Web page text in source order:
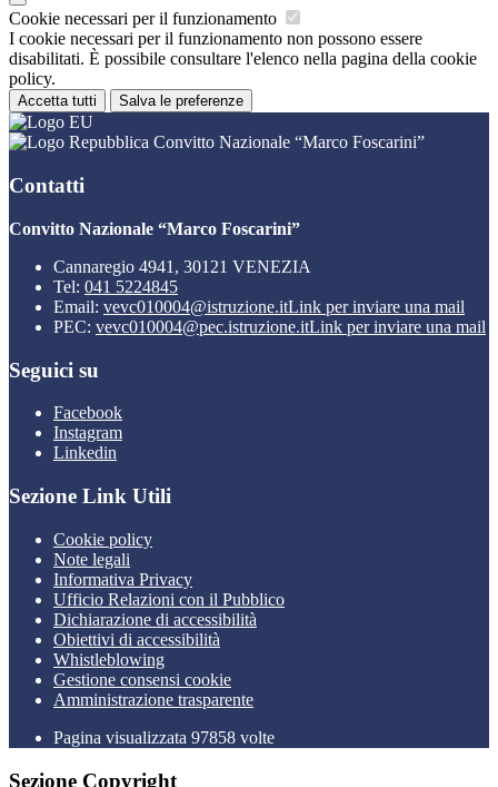
Cookie necessari per il funzionamento
I cookie necessari per il funzionamento non possono essere
disabilitati. È possibile consultare l'elenco nella pagina della cookie
policy.
Accetta tutti Salva le preferenze
Convitto Nazionale “Marco Foscarini”
Contatti
Convitto Nazionale “Marco Foscarini”
Cannaregio 4941, 30121 VENEZIA
Tel: 041 5224845
Email: vevc010004@istruzione.itLink per inviare una mail
PEC: vevc010004@pec.istruzione.itLink per inviare una mail
Seguici su
Facebook
Instagram
Linkedin
Sezione Link Utili
Cookie policy
Note legali
Informativa Privacy
Ufficio Relazioni con il Pubblico
Dichiarazione di accessibilità
Obiettivi di accessibilità
Whistleblowing
Gestione consensi cookie
Amministrazione trasparente
Pagina visualizzata 97858 volte
Sezione Copyright